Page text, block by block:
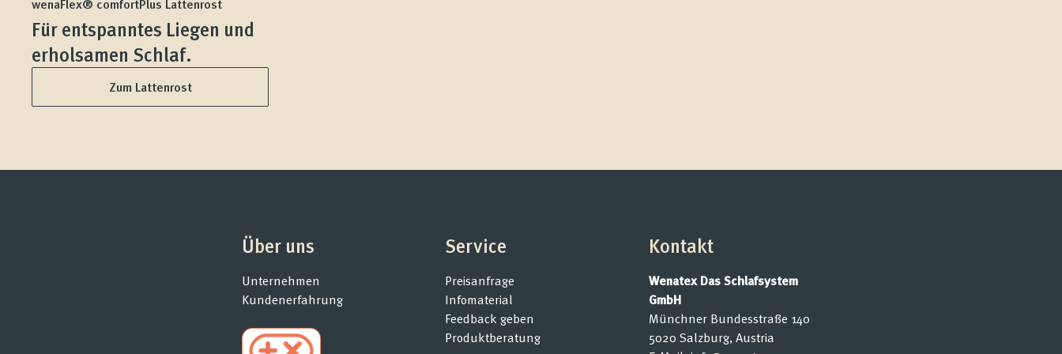
wenaFlex® comfortPlus Lattenrost
Für entspanntes Liegen und
erholsamen Schlaf.
Zum Lattenrost
Über uns
Unternehmen
Kundenerfahrung
Service
Preisanfrage
Infomaterial
Feedback geben
Produktberatung
Kontakt
Wenatex Das Schlafsystem
GmbH
Münchner Bundesstraße 140
5020 Salzburg, Austria